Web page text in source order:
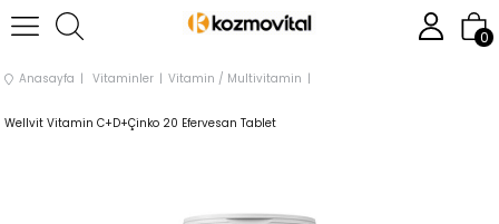
0
Anasayfa Vitaminler Vitamin / Multivitamin
Wellvit Vitamin C+D+Çinko 20 Efervesan Tablet